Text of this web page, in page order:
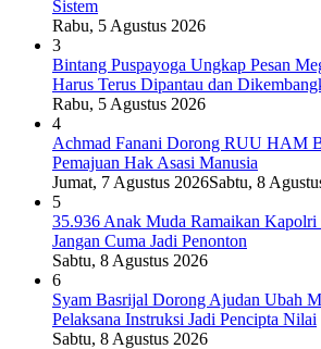
Sistem
Rabu, 5 Agustus 2026
3
Bintang Puspayoga Ungkap Pesan
Harus Terus Dipantau dan
Rabu, 5 Agustus 2026
4
Achmad Fanani Dorong RUU HAM
Pemajuan Hak Asasi Manusia
Jumat, 7 Agustus 2026Sabtu, 8
5
35.936 Anak Muda Ramaikan
Jangan Cuma Jadi Penonton
Sabtu, 8 Agustus 2026
6
Syam Basrijal Dorong Ajudan Ubah
Pelaksana Instruksi Jadi Pencipta Nilai
Sabtu, 8 Agustus 2026